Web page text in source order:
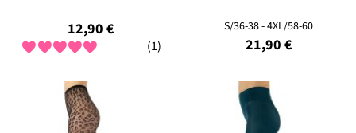
12,90 €
(1)
S/36-38 - 4XL/58-60
21,90 €